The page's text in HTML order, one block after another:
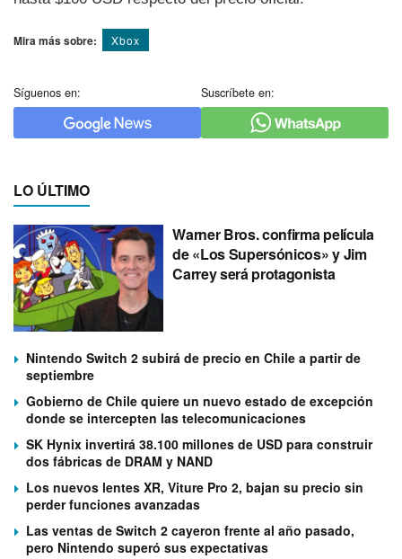
Mira más sobre: Xbox
Síguenos en: Suscríbete en:
LO ÚLTIMO
Warner Bros. confirma película
de «Los Supersónicos» y Jim
Carrey será protagonista
Nintendo Switch 2 subirá de precio en Chile a partir de
septiembre
Gobierno de Chile quiere un nuevo estado de excepción
donde se intercepten las telecomunicaciones
SK Hynix invertirá 38.100 millones de USD para construir
dos fábricas de DRAM y NAND
Los nuevos lentes XR, Viture Pro 2, bajan su precio sin
perder funciones avanzadas
Las ventas de Switch 2 cayeron frente al año pasado,
pero Nintendo superó sus expectativas